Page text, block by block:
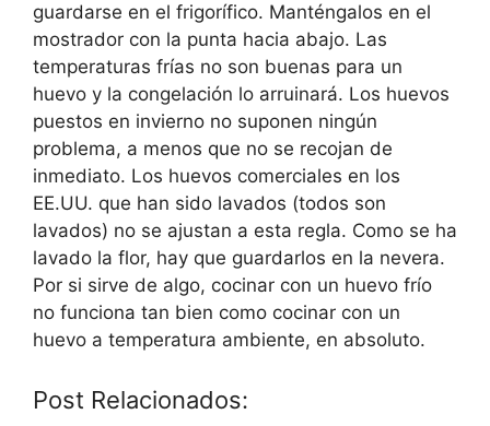
guardarse en el frigorífico. Manténgalos en el
mostrador con la punta hacia abajo. Las
temperaturas frías no son buenas para un
huevo y la congelación lo arruinará. Los huevos
puestos en invierno no suponen ningún
problema, a menos que no se recojan de
inmediato. Los huevos comerciales en los
EE.UU. que han sido lavados (todos son
lavados) no se ajustan a esta regla. Como se ha
lavado la flor, hay que guardarlos en la nevera.
Por si sirve de algo, cocinar con un huevo frío
no funciona tan bien como cocinar con un
huevo a temperatura ambiente, en absoluto.
Post Relacionados: